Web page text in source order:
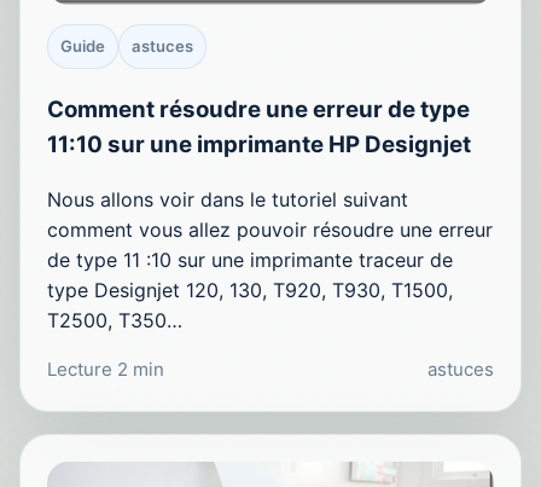
Guide astuces
Comment résoudre une erreur de type
11:10 sur une imprimante HP Designjet
Nous allons voir dans le tutoriel suivant
comment vous allez pouvoir résoudre une erreur
de type 11 :10 sur une imprimante traceur de
type Designjet 120, 130, T920, T930, T1500,
T2500, T350…
Lecture 2 min astuces